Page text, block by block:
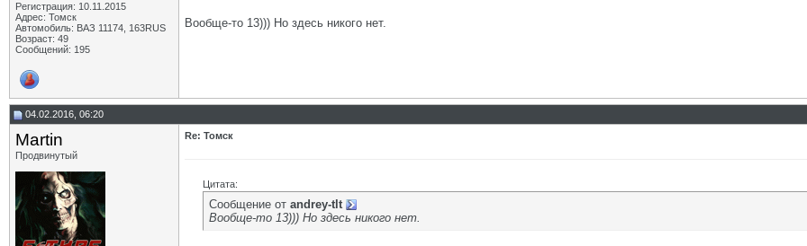
Регистрация: 10.11.2015
Адрес: Томск
Автомобиль: ВАЗ 11174, 163RUS
Возраст: 49
Сообщений: 195
Вообще-то 13))) Но здесь никого нет.
04.02.2016, 06:20
Martin
Продвинутый
Re: Томск
Цитата:
Сообщение от andrey-tlt
Вообще-то 13))) Но здесь никого нет.